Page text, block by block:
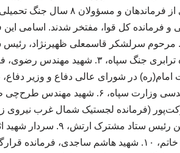
فرماندهان شهید دفاع مقدس و
فرمانده کل قوا، مفتخر شدند. اسامی این
دوران دفاع مقدس به این شرح است: ۱. مرحوم سرلشکر قاسمعلی
جنگ، ۲. سردار شهید صنیع‌خانی، فرمانده
فرمانده قرارگاه صراط و پشتیبانی مهندسی
فلاحی، فرمانده نیروی زمینی و
نجف سپاه و جانشین لجستیک قرارگاه خاتم، ۱۰. شهید هاشم